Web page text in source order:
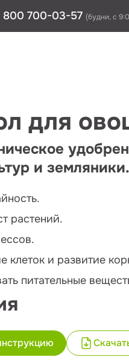
800 700-03-57 (будни, с
для
и земляники.
растений.
клеток и развитие
питательные